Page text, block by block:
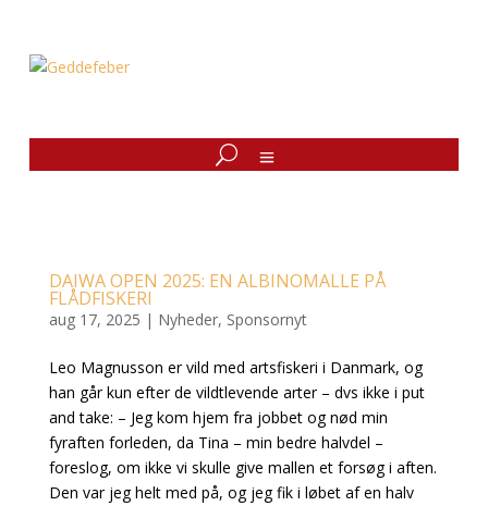
DAIWA OPEN 2025: EN ALBINOMALLE PÅ
FLÅDFISKERI
aug 17, 2025 | Nyheder, Sponsornyt
Leo Magnusson er vild med artsfiskeri i Danmark, og
han går kun efter de vildtlevende arter – dvs ikke i put
and take: – Jeg kom hjem fra jobbet og nød min
fyraften forleden, da Tina – min bedre halvdel –
foreslog, om ikke vi skulle give mallen et forsøg i aften.
Den var jeg helt med på, og jeg fik i løbet af en halv